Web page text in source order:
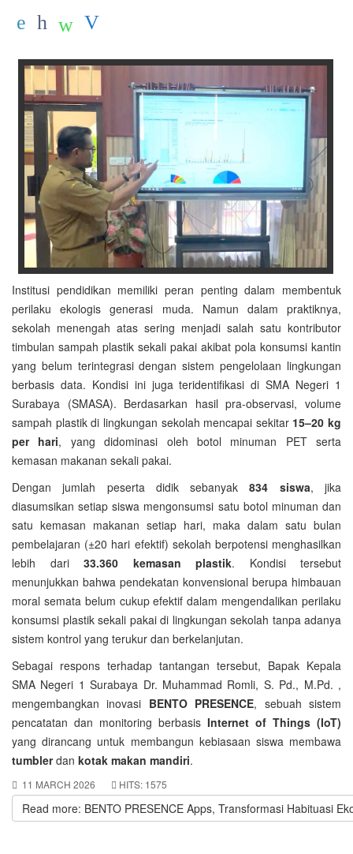
Institusi pendidikan memiliki peran penting dalam membentuk
perilaku ekologis generasi muda. Namun dalam praktiknya,
sekolah menengah atas sering menjadi salah satu kontributor
timbulan sampah plastik sekali pakai akibat pola konsumsi kantin
yang belum terintegrasi dengan sistem pengelolaan lingkungan
berbasis data. Kondisi ini juga teridentifikasi di SMA Negeri 1
Surabaya (SMASA). Berdasarkan hasil pra-observasi, volume
sampah plastik di lingkungan sekolah mencapai sekitar 15–20 kg
per hari, yang didominasi oleh botol minuman PET serta
kemasan makanan sekali pakai.
Dengan jumlah peserta didik sebanyak834 siswa, jika
diasumsikan setiap siswa mengonsumsi satu botol minuman dan
satu kemasan makanan setiap hari, maka dalam satu bulan
pembelajaran (±20 hari efektif) sekolah berpotensi menghasilkan
lebih dari 33.360 kemasan plastik. Kondisi tersebut
menunjukkan bahwa pendekatan konvensional berupa himbauan
moral semata belum cukup efektif dalam mengendalikan perilaku
konsumsi plastik sekali pakai di lingkungan sekolah tanpa adanya
sistem kontrol yang terukur dan berkelanjutan.
Sebagai respons terhadap tantangan tersebut, Bapak Kepala
SMA Negeri 1 Surabaya Dr. Muhammad Romli, S. Pd., M.Pd. ,
mengembangkan inovasi BENTO PRESENCE, sebuah sistem
pencatatan dan monitoring berbasis Internet of Things (IoT)
yang dirancang untuk membangun kebiasaan siswa membawa
tumblerdan kotak makan mandiri.
11 MARCH 2026 HITS: 1575
Read more: BENTO PRESENCE Apps, Transformasi Habituasi